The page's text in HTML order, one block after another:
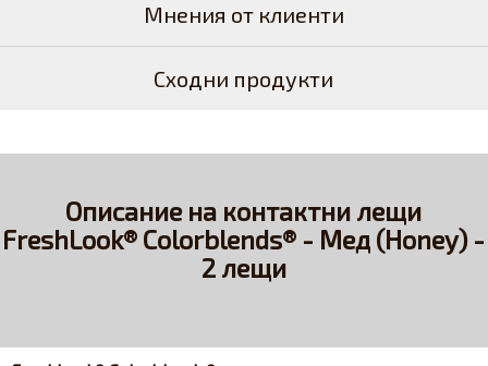
Мнения от клиенти
Сходни продукти
Описание на контактни лещи
FreshLook® Colorblends® - Мед (Honey) -
2 лещи